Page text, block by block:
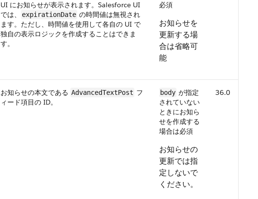
UI にお知らせが表示されます。Salesforce UI
では、
expirationDate の時間値は無視され
ます。ただし、時間値を使用して各自の UI で
独自の表示ロジックを作成することはできま
す。
必須
お知らせを
更新する場
合は省略可
能
お知らせの本文である AdvancedTextPost フ
ィード項目の ID。
body が指定
されていない
ときにお知ら
せを作成する
場合は必須
お知らせの
更新では指
定しないで
ください。
36.0